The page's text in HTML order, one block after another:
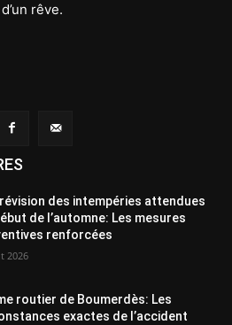
rêve.
des intempéries attendues
de l’automne: Les mesures
renforcées
2026
routier de Boumerdès: Les
exactes de l’accident